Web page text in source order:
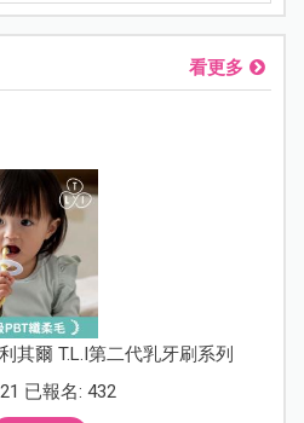
看更多
其爾 T.L.I第二代乳牙刷系列
已報名: 432